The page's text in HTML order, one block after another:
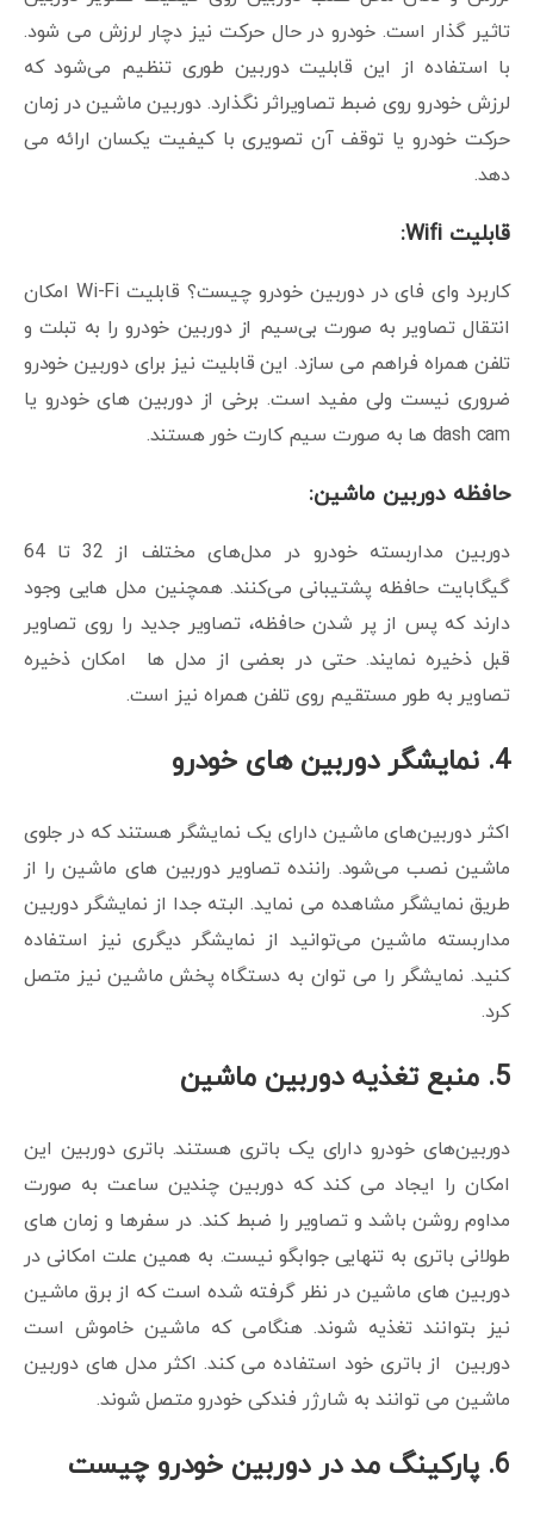
تاثیر گذار است. خودرو در حال حرکت نیز دچار لرزش می شود.
با استفاده از این قابلیت دوربین طوری تنظیم می‌شود که
لرزش خودرو روی ضبط تصاویراثر نگذارد. دوربین ماشین در زمان
حرکت خودرو یا توقف آن تصویری با کیفیت یکسان ارائه می
دهد.
قابلیت Wifi:
کاربرد وای فای در دوربین خودرو چیست؟ قابلیت Wi-Fi امکان
انتقال تصاویر به صورت بی‌سیم از دوربین خودرو را به تبلت و
تلفن همراه فراهم می سازد. این قابلیت نیز برای دوربین خودرو
ضروری نیست ولی مفید است. برخی از دوربین های خودرو یا
dash cam ها به صورت سیم کارت خور هستند.
حافظه دوربین ماشین:
دوربین‌ مداربسته خودرو در مدل‌های مختلف از 32 تا 64
گیگابایت حافظه پشتیبانی می‌کنند. همچنین مدل هایی وجود
دارند که پس از پر شدن حافظه، تصاویر جدید را روی تصاویر
قبل ذخیره نمایند. حتی در بعضی از مدل ها امکان ذخیره
تصاویر به طور مستقیم روی تلفن همراه نیز است.
4. نمایشگر دوربین های خودرو
اکثر دوربین‌های ماشین دارای یک نمایشگر هستند که در جلوی
ماشین نصب می‌شود. راننده تصاویر دوربین های ماشین را از
طریق نمایشگر مشاهده می نماید. البته جدا از نمایشگر دوربین
مداربسته ماشین می‌توانید از نمایشگر دیگری نیز استفاده
کنید. نمایشگر را می توان به دستگاه پخش ماشین نیز متصل
کرد.
5. منبع تغذیه دوربین ماشین
دوربین‌های خودرو دارای یک باتری هستند. باتری دوربین این
امکان را ایجاد می کند که دوربین چندین ساعت به صورت
مداوم روشن باشد و تصاویر را ضبط کند. در سفرها و زمان های
طولانی باتری به تنهایی جوابگو نیست. به همین علت امکانی در
دوربین های ماشین در نظر گرفته شده است که از برق ماشین
نیز بتوانند تغذیه شوند. هنگامی که ماشین خاموش است
دوربین از باتری خود استفاده می کند. اکثر مدل های دوربین
ماشین می توانند به شارژر فندکی خودرو متصل شوند.
6. پارکینگ مد در دوربین خودرو چیست